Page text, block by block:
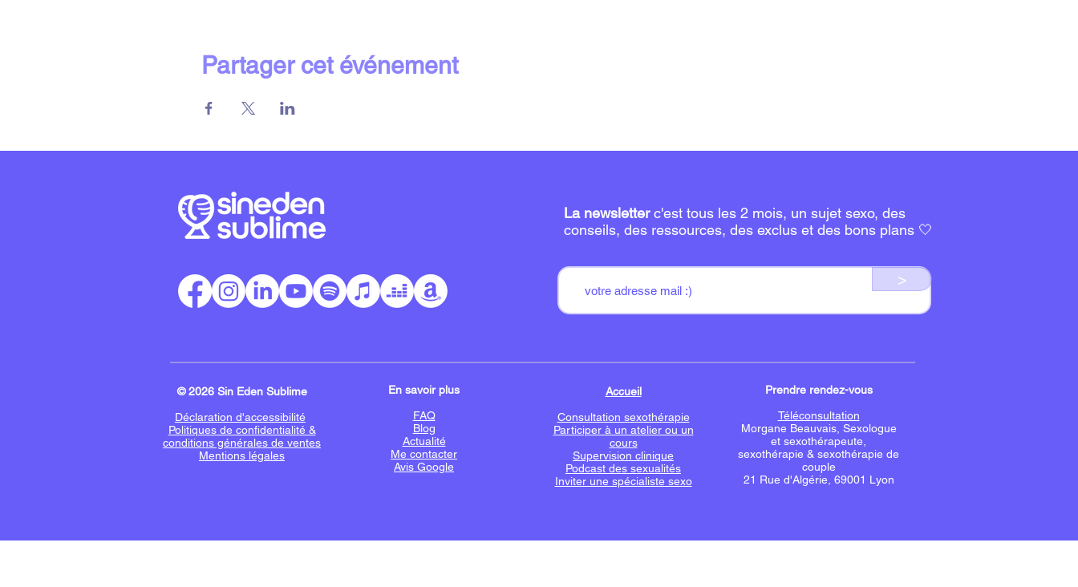
Partager cet événement
La newsletterc'est tous les 2 mois, un sujet sexo, des
conseils, des ressources, des exclus et des bons plans 🤍
>
© 2026 Sin Eden Sublime
Déclaration d'accessibilité
Politiques de confidentialité &
conditions générales de ventes
Mentions légales
En savoir plus
FAQ
Blog
Actualité
Me contacter
Avis Google
Accueil
Consultation sexothérapie
Participer à un atelier ou un
cours
Supervision clinique
Podcast des sexualités
Inviter une spécialiste sexo
Prendre rendez-vous
Téléconsultation
Morgane Beauvais, Sexologue
et sexothérapeute,
sexothérapie & sexothérapie de
couple
21 Rue d'Algérie, 69001 Lyon